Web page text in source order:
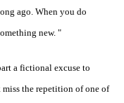
ago. When you do
new. "
a fictional excuse to
the repetition of one of